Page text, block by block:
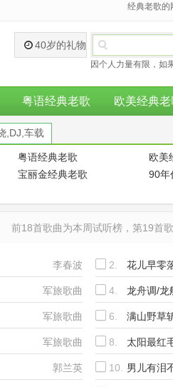
经典老歌的
40岁的礼物
因个人力量有限，如
粤语经典老歌 欧美经典老
,DJ,车载
粤语经典老歌 欧美
宝丽金经典老歌 90年
前18首歌曲为本周试听榜，第19首
李春波 2. 花儿早零
军旅歌曲 4. 龙舟调/龙
军旅歌曲 6. 满山野草
军旅歌曲 8. 太阳最红
郭兰英 10. 男儿有泪